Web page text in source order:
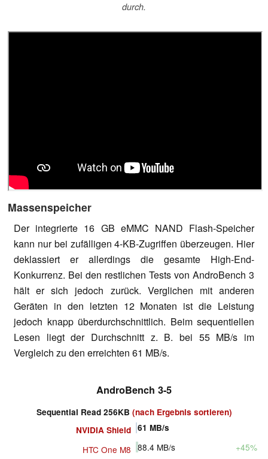
durch.
Massenspeicher
Der integrierte 16 GB eMMC NAND Flash-Speicher
kann nur bei zufälligen 4-KB-Zugriffen überzeugen. Hier
deklassiert er allerdings die gesamte High-End-
Konkurrenz. Bei den restlichen Tests von AndroBench 3
hält er sich jedoch zurück. Verglichen mit anderen
Geräten in den letzten 12 Monaten ist die Leistung
jedoch knapp überdurchschnittlich. Beim sequentiellen
Lesen liegt der Durchschnitt z. B. bei 55 MB/s im
Vergleich zu den erreichten 61 MB/s.
AndroBench 3-5
Sequential Read 256KB (nach Ergebnis sortieren)
NVIDIA Shield 61 MB/s
HTC One M8 88.4 MB/s
+45%